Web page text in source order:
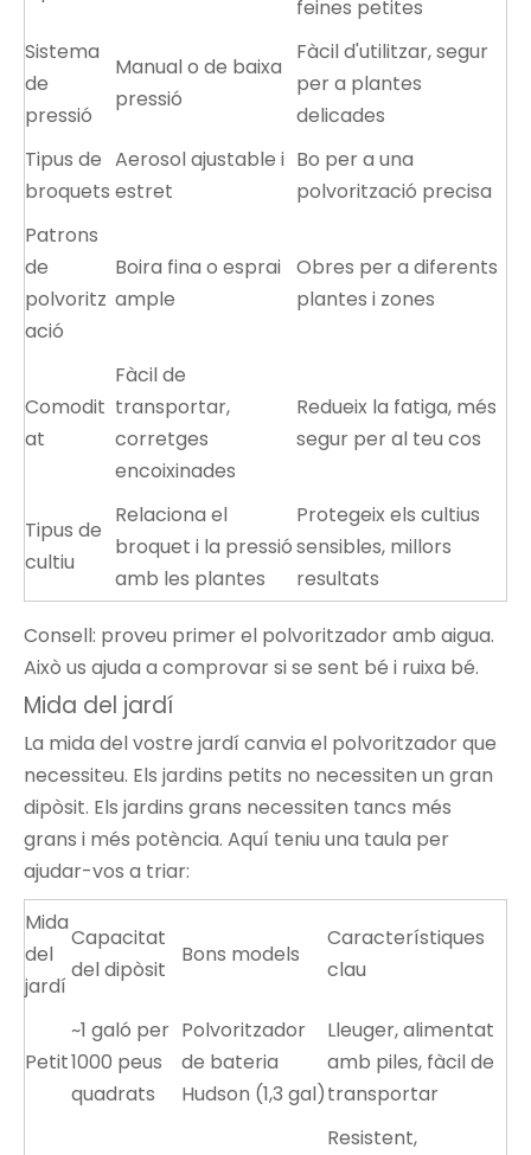
feines petites
Sistema
de
pressió
Manual o de baixa
pressió
Fàcil d'utilitzar, segur
per a plantes
delicades
Tipus de
broquets
Aerosol ajustable i
estret
Bo per a una
polvorització precisa
Patrons
de
polvoritz
ació
Boira fina o esprai
ample
Obres per a diferents
plantes i zones
Comodit
at
Fàcil de
transportar,
corretges
encoixinades
Redueix la fatiga, més
segur per al teu cos
Tipus de
cultiu
Relaciona el
broquet i la pressió
amb les plantes
Protegeix els cultius
sensibles, millors
resultats
Consell: proveu primer el polvoritzador amb aigua.
Això us ajuda a comprovar si se sent bé i ruixa bé.
Mida del jardí
La mida del vostre jardí canvia el polvoritzador que
necessiteu. Els jardins petits no necessiten un gran
dipòsit. Els jardins grans necessiten tancs més
grans i més potència. Aquí teniu una taula per
ajudar-vos a triar:
Mida
del
jardí
Capacitat
del dipòsit
Bons models
Característiques
clau
Petit
~1 galó per
1000 peus
quadrats
Polvoritzador
de bateria
Hudson (1,3 gal)
Lleuger, alimentat
amb piles, fàcil de
transportar
Resistent,